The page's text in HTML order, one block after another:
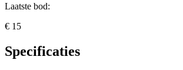
Laatste bod:
€ 15
Specificaties